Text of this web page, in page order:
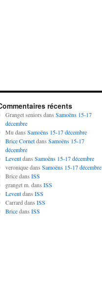
récents
Granget seniors dans Samoëns 15-17
décembre
Mu dans Samoëns 15-17 décembre
Brice Cornetdans Samoëns 15-17
décembre
Leventdans Samoëns 15-17 décembre
veroniquedans Samoëns 15-17 décembre
Bricedans ISS
granget m. dans ISS
Leventdans ISS
Carrard dans ISS
Bricedans ISS